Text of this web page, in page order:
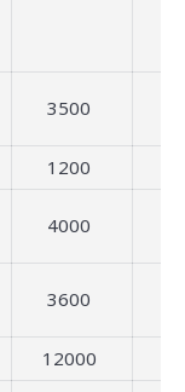
3500
1200
4000
3600
12000